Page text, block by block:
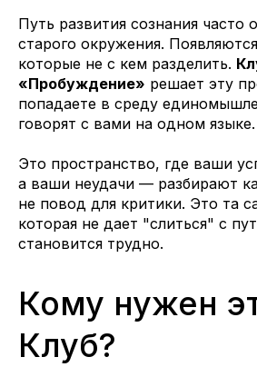
Путь развития сознания часто
старого окружения.
которые не с кем разделить.
«Пробуждение» решает эту
попадаете в среду
говорят с вами на одном языке.
Это пространство, где ваши
а ваши неудачи — разбирают
не повод для критики. Это та
которая не дает "слиться" с
становится трудно.
Кому нужен
Клуб?